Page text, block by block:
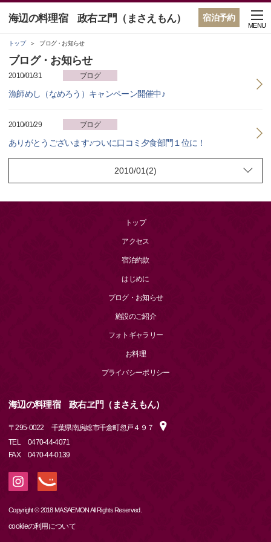
宿泊予約
海辺の料理宿 政右ヱ門（まさえもん）
MENU
トップ ブログ・お知らせ
ブログ・お知らせ
2010/01/31 ブログ
漁師めし（なめろう）キャンペーン開催中♪
2010/01/29 ブログ
ありがとうございます♪ついに口コミ夕食部門１位に！
トップ
アクセス
宿泊約款
はじめに
ブログ・お知らせ
施設のご紹介
フォトギャラリー
お料理
プライバシーポリシー
海辺の料理宿 政右ヱ門（まさえもん）
〒295-0022
千葉県南房総市千倉町忽戸４９７
TEL
0470-44-4071
FAX
0470-44-0139
Copyright © 2018 MASAEMON All Rights Reserved.
cookieの利用について